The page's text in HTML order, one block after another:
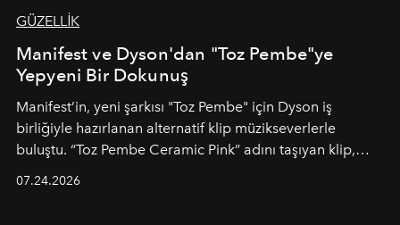
GÜZELLİK
Manifest ve Dyson'dan "Toz Pembe"ye
Yepyeni Bir Dokunuş
Manifest’in, yeni şarkısı "Toz Pembe" için Dyson iş
birliğiyle hazırlanan alternatif klip müzikseverlerle
buluştu. “Toz Pembe Ceramic Pink” adını taşıyan klip,
07.24.2026